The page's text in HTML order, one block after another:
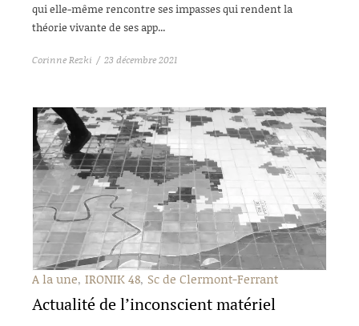
qui elle-même rencontre ses impasses qui rendent la
théorie vivante de ses app...
Corinne Rezki 23 décembre 2021
A la une IRONIK 48 Sc de Clermont-Ferrant
Actualité de l’inconscient matériel